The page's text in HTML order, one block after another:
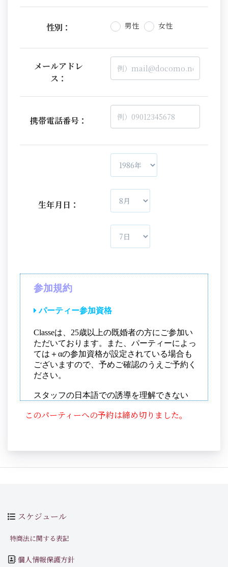
性別： 男性 女性
メールアドレ
ス：
携帯電話番号：
生年月日：
このパーティーへの予約は締め切りました。
スケジュール
特商法に関する表記
個人情報保護方針